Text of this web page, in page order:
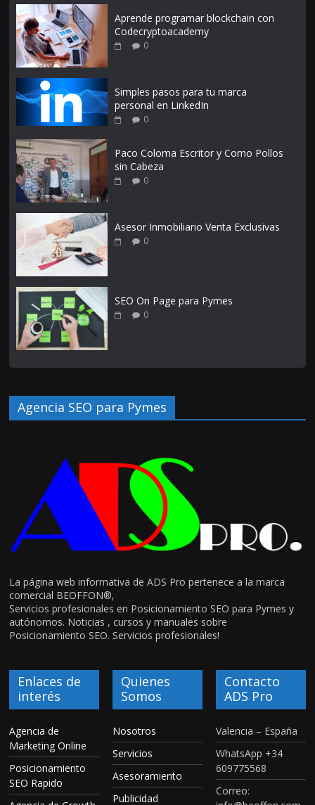
Aprende programar blockchain con
Codecryptoacademy
0
Simples pasos para tu marca
personal en LinkedIn
0
Paco Coloma Escritor y Como Pollos
sin Cabeza
0
Asesor Inmobiliario Venta Exclusivas
0
SEO On Page para Pymes
0
Agencia SEO para Pymes
La página web informativa de ADS Pro pertenece a la marca
comercial BEOFFON®,
Servicios profesionales en Posicionamiento SEO para Pymes y
autónomos. Noticias , cursos y manuales sobre
Posicionamiento SEO. Servicios profesionales!
Enlaces de
interés
Agencia de
Marketing Online
Posicionamiento
SEO Rapido
Quienes
Somos
Nosotros
Servicios
Asesoramiento
Publicidad
Contacto
ADS Pro
Valencia – España
WhatsApp +34
609775568
Correo: